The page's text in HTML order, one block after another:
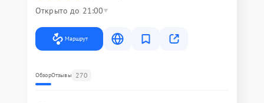
Открыто до 21:00
Маршрут
ОбзорОтзывы 270